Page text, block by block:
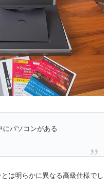
パソコンがある
は明らかに異なる高級仕様でし